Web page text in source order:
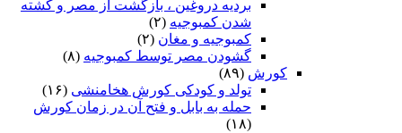
بردیه دروغین ، بازگشت از مصر و کشته
شدن کمبوجیه (۲)
کمبوجیه و مغان (۲)
گشودن مصر توسط کمبوجیه (۸)
کورش (۸۹)
تولد و کودکی کورش هخامنشی (۱۶)
حمله به بابل و فتح آن در زمان کورش
(۱۸)